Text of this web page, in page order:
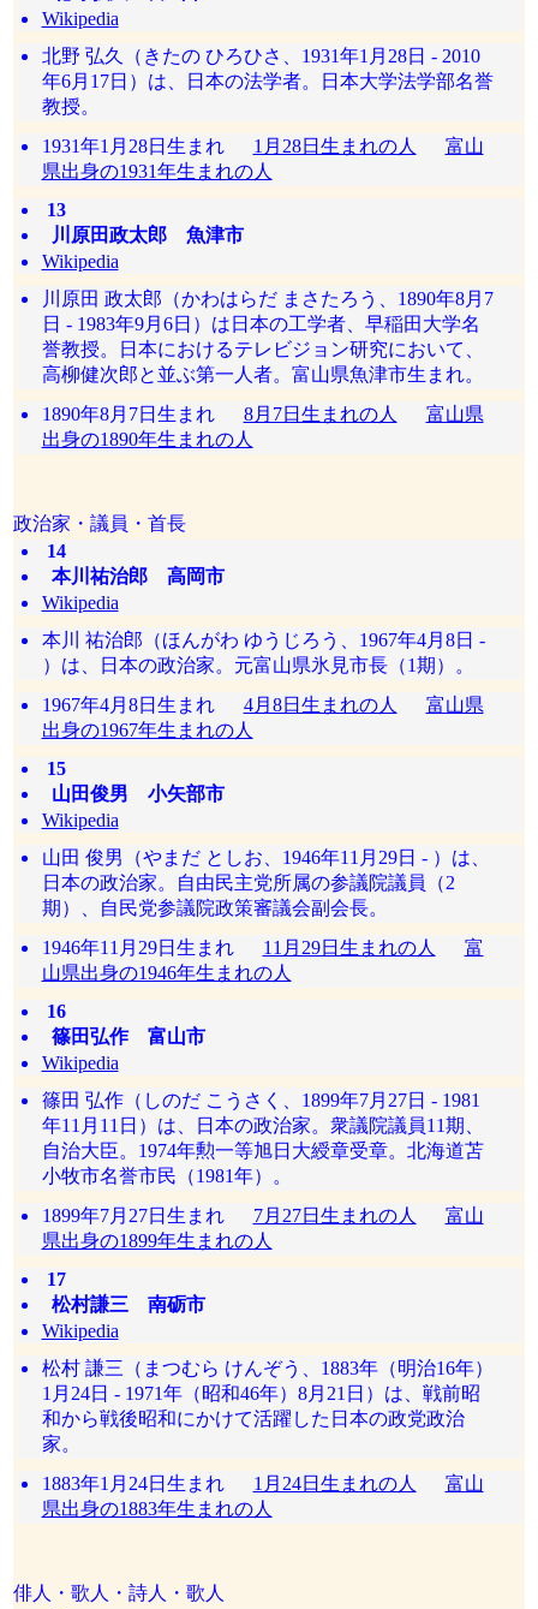
Wikipedia
北野 弘久（きたの ひろひさ、1931年1月28日 - 2010
年6月17日）は、日本の法学者。日本大学法学部名誉
教授。
1931年1月28日生まれ 1月28日生まれの人
富山
県出身の1931年生まれの人
13
川原田政太郎 魚津市
Wikipedia
川原田 政太郎（かわはらだ まさたろう、1890年8月7
日 - 1983年9月6日）は日本の工学者、早稲田大学名
誉教授。日本におけるテレビジョン研究において、
高柳健次郎と並ぶ第一人者。富山県魚津市生まれ。
1890年8月7日生まれ 8月7日生まれの人
富山県
出身の1890年生まれの人
政治家・議員・首長
14
本川祐治郎 高岡市
Wikipedia
本川 祐治郎（ほんがわ ゆうじろう、1967年4月8日 -
）は、日本の政治家。元富山県氷見市長（1期）。
1967年4月8日生まれ 4月8日生まれの人
富山県
出身の1967年生まれの人
15
山田俊男 小矢部市
Wikipedia
山田 俊男（やまだ としお、1946年11月29日 - ）は、
日本の政治家。自由民主党所属の参議院議員（2
期）、自民党参議院政策審議会副会長。
1946年11月29日生まれ 11月29日生まれの人
富
山県出身の1946年生まれの人
16
篠田弘作 富山市
Wikipedia
篠田 弘作（しのだ こうさく、1899年7月27日 - 1981
年11月11日）は、日本の政治家。衆議院議員11期、
自治大臣。1974年勲一等旭日大綬章受章。北海道苫
小牧市名誉市民（1981年）。
1899年7月27日生まれ 7月27日生まれの人
富山
県出身の1899年生まれの人
17
松村謙三 南砺市
Wikipedia
松村 謙三（まつむら けんぞう、1883年（明治16年）
1月24日 - 1971年（昭和46年）8月21日）は、戦前昭
和から戦後昭和にかけて活躍した日本の政党政治
家。
1883年1月24日生まれ 1月24日生まれの人
富山
県出身の1883年生まれの人
俳人・歌人・詩人・歌人